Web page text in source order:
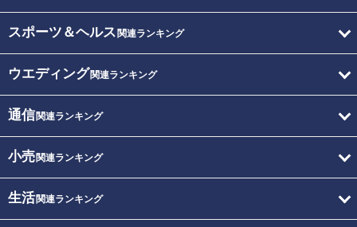
スポーツ＆ヘルス 関連ランキング
ウエディング関連ランキング
通信関連ランキング
小売関連ランキング
生活関連ランキング